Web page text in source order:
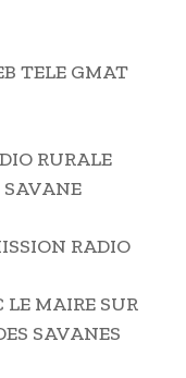
TELE GMAT
RURALE
RADIO
LE MAIRE SUR
SAVANES